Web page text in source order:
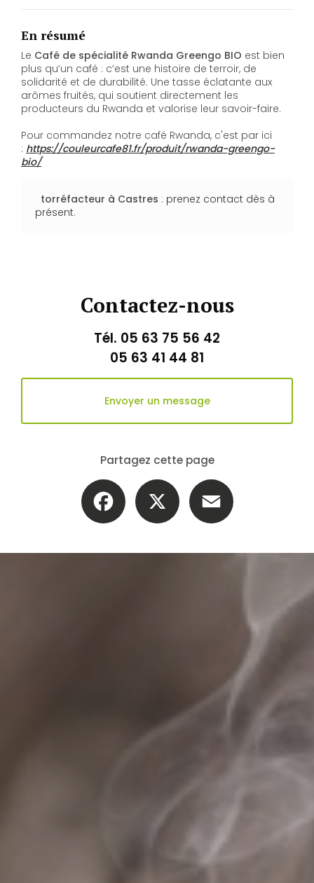
En résumé
Le Café de spécialité Rwanda Greengo BIO est bien
plus qu’un café : c’est une histoire de terroir, de
solidarité et de durabilité. Une tasse éclatante aux
arômes fruités, qui soutient directement les
producteurs du Rwanda et valorise leur savoir-faire.
Pour commandez notre café Rwanda, c'est par ici
: https://couleurcafe81.fr/produit/rwanda-greengo-
bio/
torréfacteur à Castres : prenez contact dès à
présent.
Contactez-nous
Tél. 05 63 75 56 42
05 63 41 44 81
Envoyer un message
Partagez cette page
Facebook